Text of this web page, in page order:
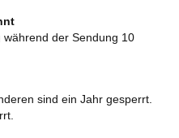
während der Sendung 10
sind ein Jahr gesperrt.